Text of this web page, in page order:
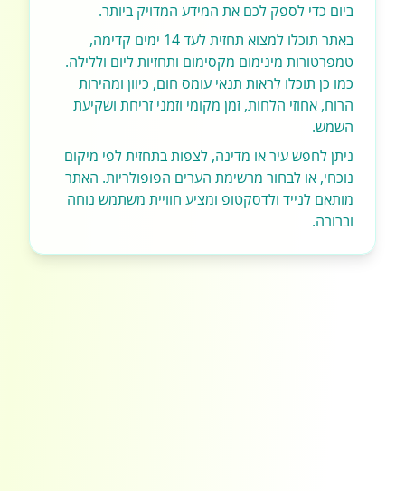
ביום כדי לספק לכם את המידע המדויק ביותר.
באתר תוכלו למצוא תחזית לעד 14 ימים קדימה,
טמפרטורות מינימום מקסימום ותחזיות ליום וללילה.
כמו כן תוכלו לראות תנאי עומס חום, כיוון ומהירות
הרוח, אחוזי הלחות, זמן מקומי וזמני זריחת ושקיעת
השמש.
ניתן לחפש עיר או מדינה, לצפות בתחזית לפי מיקום
נוכחי, או לבחור מרשימת הערים הפופולריות. האתר
מותאם לנייד ולדסקטופ ומציע חוויית משתמש נוחה
וברורה.